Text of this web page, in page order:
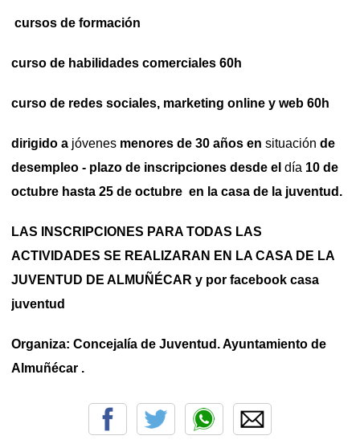
cursos de formación
curso de habilidades comerciales 60h
curso de redes sociales, marketing online y web 60h
dirigido a jóvenes menores de 30 años en situación de
desempleo - plazo de inscripciones desde el día 10 de
octubre hasta 25 de octubre en la casa de la juventud.
LAS INSCRIPCIONES PARA TODAS LAS
ACTIVIDADES SE REALIZARAN EN LA CASA DE LA
JUVENTUD DE ALMUÑÉCAR y por facebook casa
juventud
Organiza: Concejalía de Juventud. Ayuntamiento de
Almuñécar .